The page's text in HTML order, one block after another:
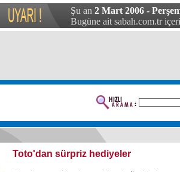
Şu an 2 Mart 2006 -
Bugüne ait sabah.com.tr
Toto'dan sürpriz hediyeler